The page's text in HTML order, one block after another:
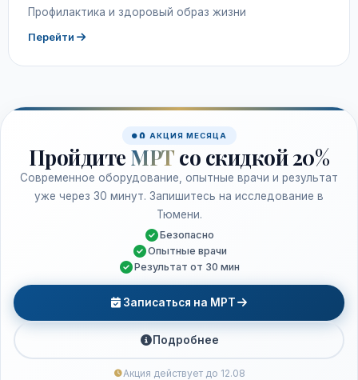
Профилактика и здоровый образ жизни
Перейти
🧲 АКЦИЯ МЕСЯЦА
Пройдите МРТ со скидкой 20%
Современное оборудование, опытные врачи и результат
уже через 30 минут. Запишитесь на исследование в
Тюмени.
Безопасно
Опытные врачи
Результат от 30 мин
Записаться на МРТ
Подробнее
Акция действует до 12.08